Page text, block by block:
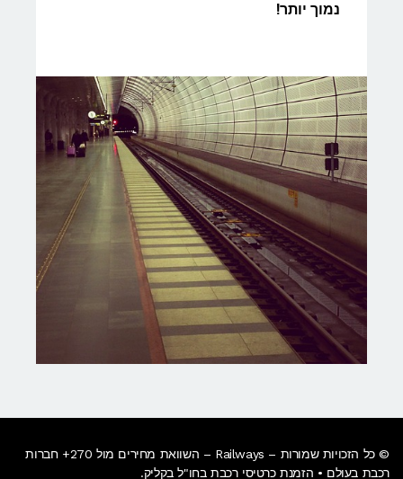
נמוך יותר!
© כל הזכויות שמורות – Railways – השוואת מחירים מול 270+ חברות
רכבת בעולם • הזמנת כרטיסי רכבת בחו"ל בקליק​.